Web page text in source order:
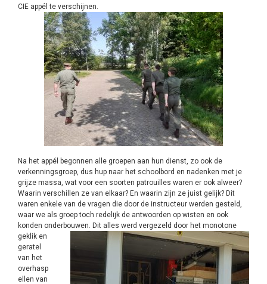
CIE appél te verschijnen.
Na het appél begonnen alle groepen aan hun dienst, zo ook de
verkenningsgroep, dus hup naar het schoolbord en nadenken met je
grijze massa, wat voor een soorten patrouilles waren er ook alweer?
Waarin verschillen ze van elkaar? En waarin zijn ze juist gelijk? Dit
waren enkele van de vragen die door de instructeur werden gesteld,
waar we als groep toch redelijk de antwoorden op wisten en ook
konden onderbouwen. Dit alles werd vergezeld door het monotone
geklik en
geratel
van het
overhasp
ellen van